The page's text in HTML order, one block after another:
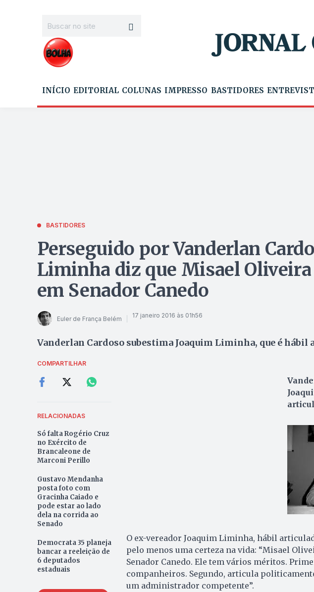
INÍCIO EDITORIAL COLUNAS IMPRESSO BASTIDORES
BASTIDORES
Perseguido por Vanderlan
Liminha diz que Misael
em Senador Canedo
Euler de França Belém 17 janeiro 2016 às 01h56
Vanderlan Cardoso subestima Joaquim Liminha, que é
COMPARTILHAR
RELACIONADAS
Só falta Rogério Cruz
no Exército de
Brancaleone de
Marconi Perillo
Gustavo Mendanha
posta foto com
Gracinha Caiado e
pode estar ao lado
dela na corrida ao
Senado
Democrata 35 planeja
bancar a reeleição de
6 deputados
estaduais
O ex-vereador Joaquim Liminha, hábil
pelo menos uma certeza na vida: “Misael
Senador Canedo. Ele tem vários méritos.
companheiros. Segundo, articula
um administrador competente”.